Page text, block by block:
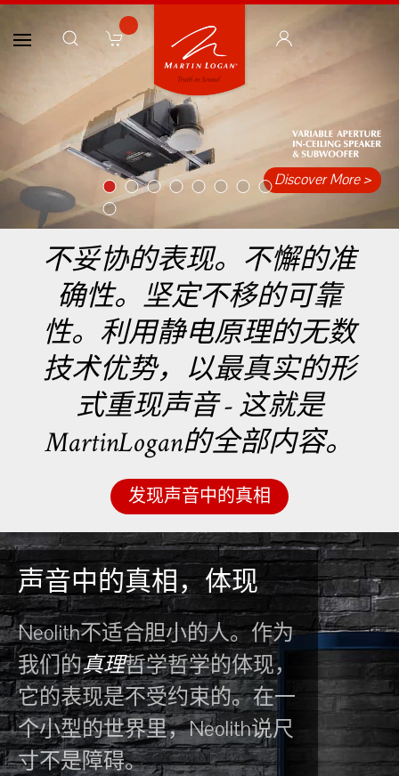
Discover More >
Item 1Item 2Item 3Item 4Item 5Item 6Item 7Item 8
Item 9
不妥协的表现。不懈的准
确性。坚定不移的可靠
性。利用静电原理的无数
技术优势，以最真实的形
式重现声音 - 这就是
MartinLogan的全部内容。
发现声音中的真相
声音中的真相，体现
Neolith不适合胆小的人。作为
我们的真理哲学哲学的体现，
它的表现是不受约束的。在一
个小型的世界里，Neolith说尺
寸不是障碍。